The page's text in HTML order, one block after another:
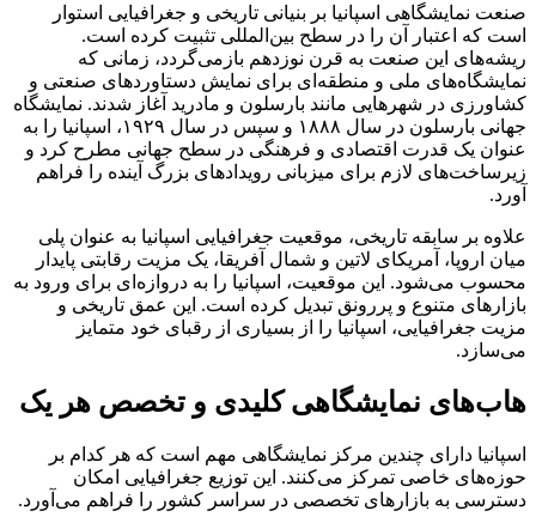
صنعت نمایشگاهی اسپانیا بر بنیانی تاریخی و جغرافیایی استوار
است که اعتبار آن را در سطح بین‌المللی تثبیت کرده است.
ریشه‌های این صنعت به قرن نوزدهم بازمی‌گردد، زمانی که
نمایشگاه‌های ملی و منطقه‌ای برای نمایش دستاوردهای صنعتی و
کشاورزی در شهرهایی مانند بارسلون و مادرید آغاز شدند. نمایشگاه
جهانی بارسلون در سال ۱۸۸۸ و سپس در سال ۱۹۲۹، اسپانیا را به
عنوان یک قدرت اقتصادی و فرهنگی در سطح جهانی مطرح کرد و
زیرساخت‌های لازم برای میزبانی رویدادهای بزرگ آینده را فراهم
آورد.
علاوه بر سابقه تاریخی، موقعیت جغرافیایی اسپانیا به عنوان پلی
میان اروپا، آمریکای لاتین و شمال آفریقا، یک مزیت رقابتی پایدار
محسوب می‌شود. این موقعیت، اسپانیا را به دروازه‌ای برای ورود به
بازارهای متنوع و پررونق تبدیل کرده است. این عمق تاریخی و
مزیت جغرافیایی، اسپانیا را از بسیاری از رقبای خود متمایز
می‌سازد.
هاب‌های نمایشگاهی کلیدی و تخصص هر یک
اسپانیا دارای چندین مرکز نمایشگاهی مهم است که هر کدام بر
حوزه‌های خاصی تمرکز می‌کنند. این توزیع جغرافیایی امکان
دسترسی به بازارهای تخصصی در سراسر کشور را فراهم می‌آورد.